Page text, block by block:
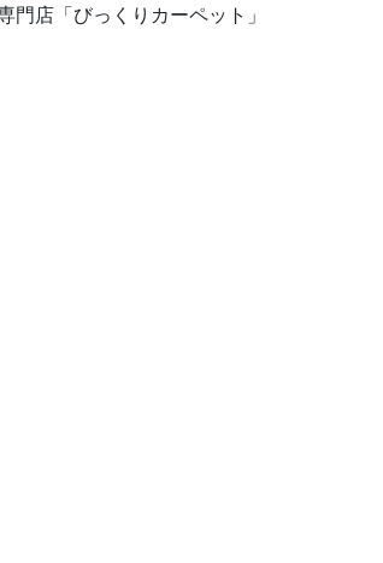
門店「びっくりカーペット」